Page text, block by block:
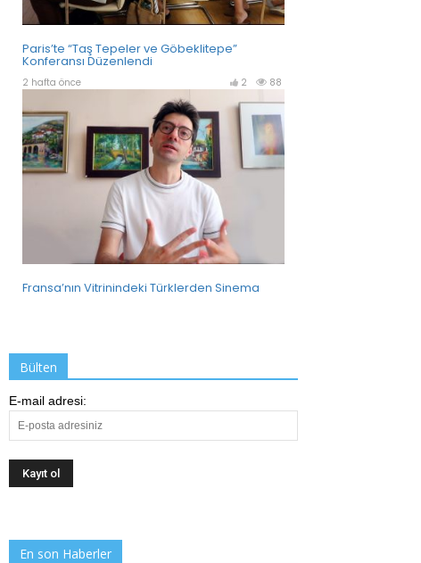
Bülten
E-mail adresi:
En son Haberler